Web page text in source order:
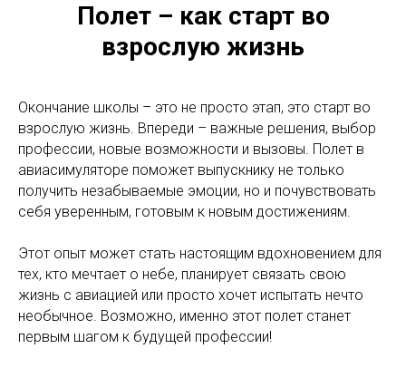
Полет – как старт во
взрослую жизнь
Окончание школы – это не просто этап, это старт во
взрослую жизнь. Впереди – важные решения, выбор
профессии, новые возможности и вызовы. Полет в
авиасимуляторе поможет выпускнику не только
получить незабываемые эмоции, но и почувствовать
себя уверенным, готовым к новым достижениям.
Этот опыт может стать настоящим вдохновением для
тех, кто мечтает о небе, планирует связать свою
жизнь с авиацией или просто хочет испытать нечто
необычное. Возможно, именно этот полет станет
первым шагом к будущей профессии!